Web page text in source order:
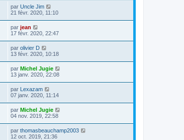
par Uncle Jim
21 févr. 2020, 11:10
par jean
17 févr. 2020, 22:47
par olivier D
13 févr. 2020, 10:18
par Michel Jugie
13 janv. 2020, 22:08
par Lexazam
07 janv. 2020, 11:14
par Michel Jugie
04 nov. 2019, 22:58
par thomasbeauchamp2003
12 oct. 2019, 21:36